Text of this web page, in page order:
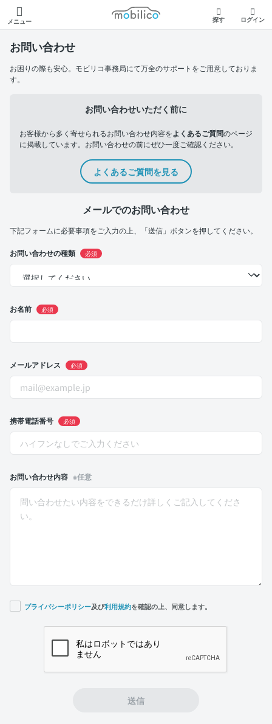
メニュー
モビリコ
探す ログイン
お問い合わせ
お困りの際も安心。モビリコ事務局にて万全のサポートをご用意しておりま
す。
お問い合わせいただく前に
お客様から多く寄せられるお問い合わせ内容をよくあるご質問のページ
に掲載しています。お問い合わせの前にぜひ一度ご確認ください。
よくあるご質問を見る
メールでのお問い合わせ
下記フォームに必要事項をご入力の上、「送信」ボタンを押してください。
お問い合わせの種類 必須
お名前 必須
メールアドレス 必須
携帯電話番号 必須
お問い合わせ内容 ※任意
プライバシーポリシー及び利用規約を確認の上、同意します。
送信